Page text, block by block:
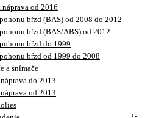
náprava od 2016
bŕzd (BAS) od 2008 do 2012
bŕzd (BAS/ABS) od 2012
bŕzd do 1999
bŕzd od 1999 do 2008
a snímače
do 2013
od 2013
+-